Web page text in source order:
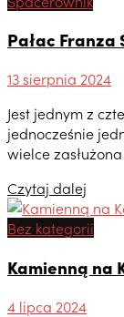
Pałac Franza
13 sierpnia 2024
Jest jednym z
jednocześnie
wielce
Czytaj dalej
Bez kategorii
Kamienną na
4 lipca 2024